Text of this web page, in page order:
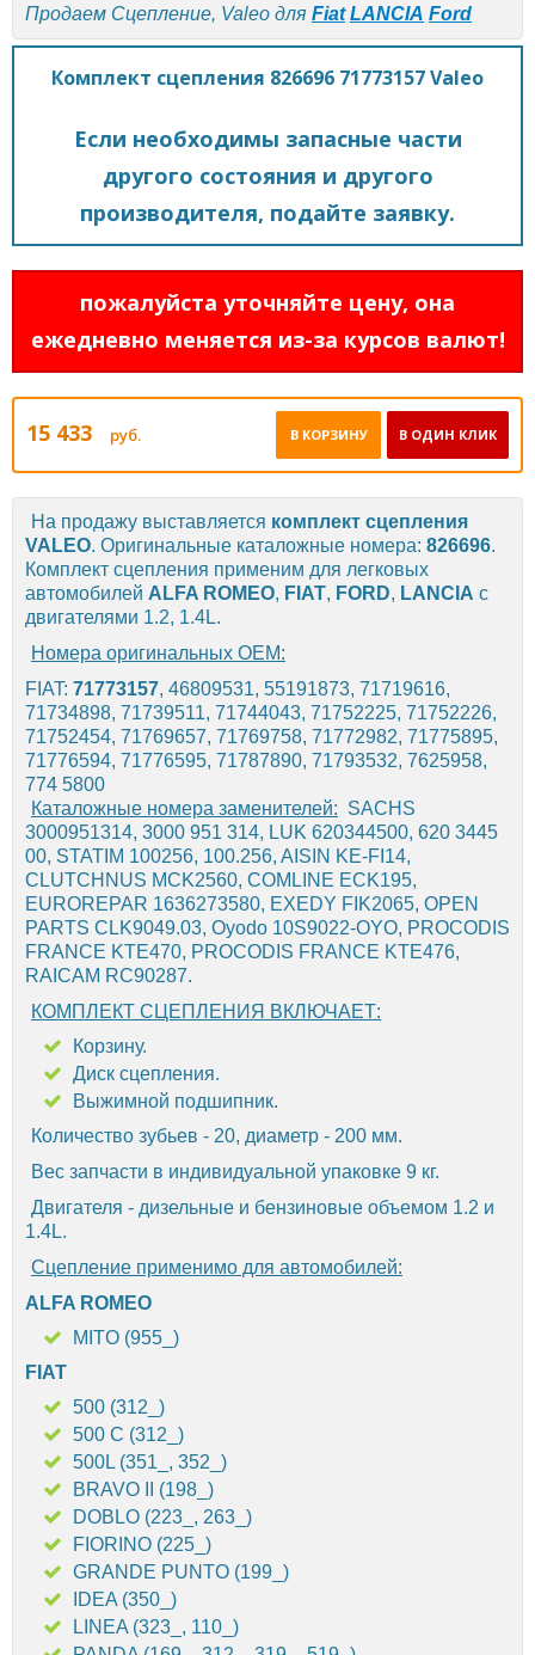
Продаем Сцепление, Valeo для Fiat LANCIA Ford
Комплект сцепления 826696 71773157 Valeo
Если необходимы запасные части
другого состояния и другого
производителя, подайте заявку.
пожалуйста уточняйте цену, она
ежедневно меняется из-за курсов валют!
15 433 руб. В ОДИН КЛИК
В КОРЗИНУ
На продажу выставляется комплект сцепления
VALEO. Оригинальные каталожные номера: 826696.
Комплект сцепления применим для легковых
автомобилей ALFA ROMEO, FIAT, FORD, LANCIA с
двигателями 1.2, 1.4L.
Номера оригинальных OEM:
FIAT: 71773157, 46809531, 55191873, 71719616,
71734898, 71739511, 71744043, 71752225, 71752226,
71752454, 71769657, 71769758, 71772982, 71775895,
71776594, 71776595, 71787890, 71793532, 7625958,
774 5800
Каталожные номера заменителей: SACHS
3000951314, 3000 951 314, LUK 620344500, 620 3445
00, STATIM 100256, 100.256, AISIN KE-FI14,
CLUTCHNUS MCK2560, COMLINE ECK195,
EUROREPAR 1636273580, EXEDY FIK2065, OPEN
PARTS CLK9049.03, Oyodo 10S9022-OYO, PROCODIS
FRANCE KTE470, PROCODIS FRANCE KTE476,
RAICAM RC90287.
КОМПЛЕКТ СЦЕПЛЕНИЯ ВКЛЮЧАЕТ:
Корзину.
Диск сцепления.
Выжимной подшипник.
Количество зубьев - 20, диаметр - 200 мм.
Вес запчасти в индивидуальной упаковке 9 кг.
Двигателя - дизельные и бензиновые объемом 1.2 и
1.4L.
Сцепление применимо для автомобилей:
ALFA ROMEO
MITO (955_)
FIAT
500 (312_)
500 C (312_)
500L (351_, 352_)
BRAVO II (198_)
DOBLO (223_, 263_)
FIORINO (225_)
GRANDE PUNTO (199_)
IDEA (350_)
LINEA (323_, 110_)